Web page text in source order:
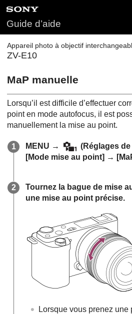
Guide d’aide
Appareil photo à objectif
ZV-E10
MaP manuelle
Lorsqu’il est difficile d’effectuer
point en mode autofocus, il est
manuellement la mise au point.
MENU →
(Réglages
[Mode mise au point] →
Tournez la bague de mise
une mise au point précise.
Lorsque vous prenez une